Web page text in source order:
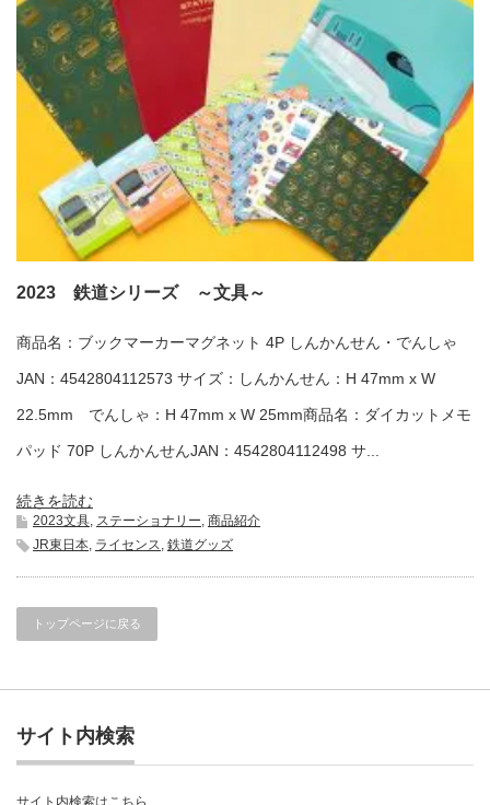
2023 鉄道シリーズ ～文具～
商品名：ブックマーカーマグネット 4P しんかんせん・でんしゃ
JAN：4542804112573 サイズ：しんかんせん：H 47mm x W
22.5mm でんしゃ：H 47mm x W 25mm商品名：ダイカットメモ
パッド 70P しんかんせんJAN：4542804112498 サ...
続きを読む
2023文具, ステーショナリー, 商品紹介
JR東日本, ライセンス, 鉄道グッズ
トップページに戻る
サイト内検索
サイト内検索はこちら